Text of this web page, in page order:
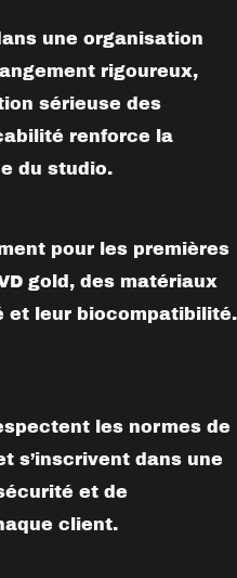
une organisation
rigoureux,
sérieuse des
renforce la
du studio.
pour les premières
gold, des matériaux
et leur biocompatibilité.
les normes de
s’inscrivent dans une
et de
client.